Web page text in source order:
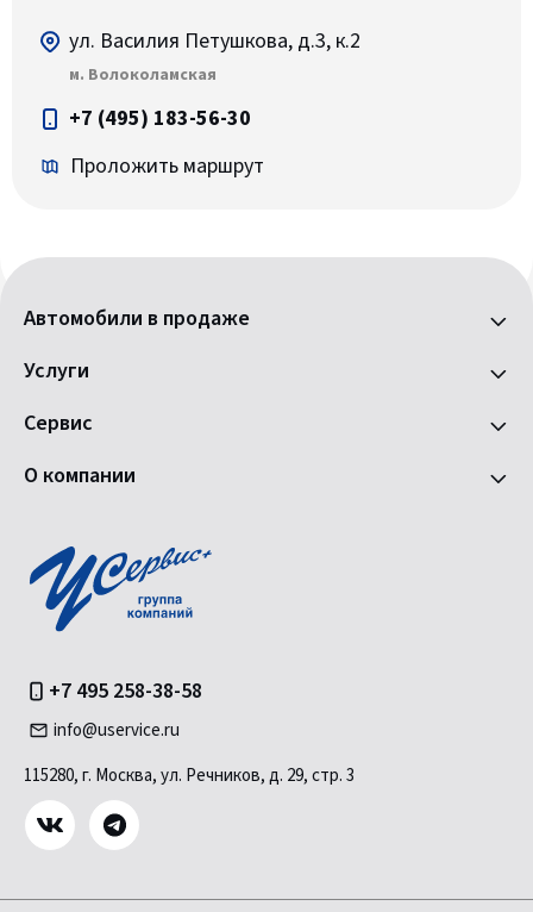
ул. Василия Петушкова, д.3, к.2
м. Волоколамская
+7 (495) 183-56-30
Проложить маршрут
Автомобили в продаже
Услуги
Сервис
О компании
+7 495 258-38-58
info@uservice.ru
115280, г. Москва, ул. Речников, д. 29, стр. 3